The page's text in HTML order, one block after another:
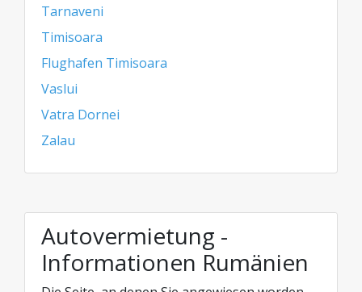
Tarnaveni
Timisoara
Flughafen Timisoara
Vaslui
Vatra Dornei
Zalau
Autovermietung -
Informationen Rumänien